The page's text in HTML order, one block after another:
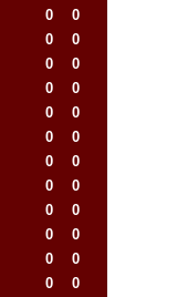
0
0
0
0
0
0
0
0
0
0
0
0
0
0
0
0
0
0
0
0
0
0
0
0